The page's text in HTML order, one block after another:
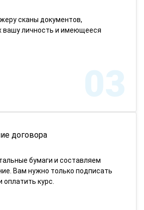
сканы документов,
личность и имеющееся
03
договора
бумаги и составляем
Вам нужно только подписать
оплатить курс.